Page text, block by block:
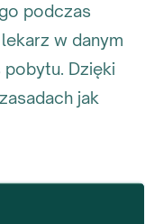
podczas
w danym
Dzięki
jak